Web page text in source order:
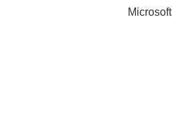
Microsoft